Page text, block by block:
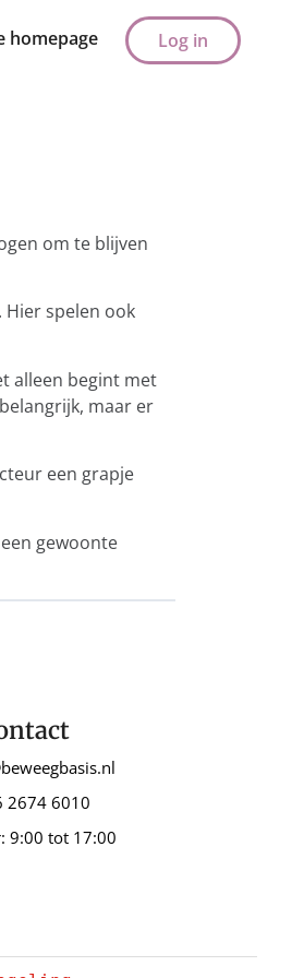
homepage Log in
om te blijven
spelen ook
alleen begint met
maar er
een grapje
gewoonte
2674 6010
9:00 tot 17:00